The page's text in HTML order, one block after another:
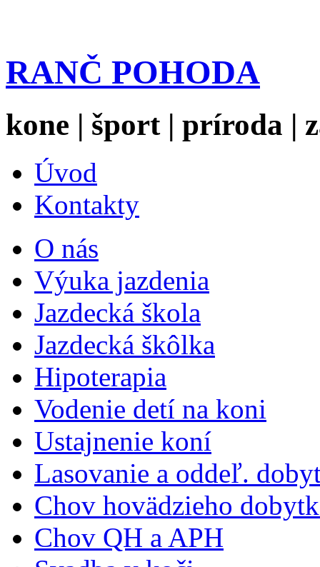
RANČ POHODA
kone | šport | príroda |
Úvod
Kontakty
O nás
Výuka jazdenia
Jazdecká škola
Jazdecká škôlka
Hipoterapia
Vodenie detí na koni
Ustajnenie koní
Lasovanie a oddeľ.
Chov hovädzieho
Chov QH a APH